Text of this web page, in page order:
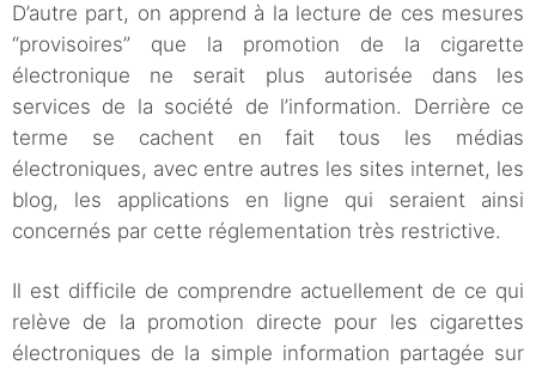
D’autre part, on apprend à la lecture de ces mesures
“provisoires” que la promotion de la cigarette
électronique ne serait plus autorisée dans les
services de la société de l’information. Derrière ce
terme se cachent en fait tous les médias
électroniques, avec entre autres les sites internet, les
blog, les applications en ligne qui seraient ainsi
concernés par cette réglementation très restrictive.
Il est difficile de comprendre actuellement de ce qui
relève de la promotion directe pour les cigarettes
électroniques de la simple information partagée sur